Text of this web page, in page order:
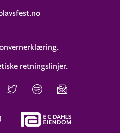
.
retningslinjer.